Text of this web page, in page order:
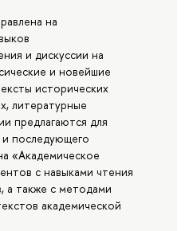
на
и дискуссии на
и новейшие
исторических
литературные
предлагаются для
последующего
«Академическое
с навыками чтения
а также с методами
академической